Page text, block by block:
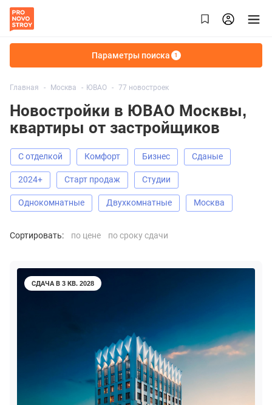
Параметры поиска 1
Главная Москва ЮВАО 77 новостроек
Новостройки в ЮВАО Москвы,
квартиры от застройщиков
С отделкой Комфорт Бизнес Сданые
2024+ старт продаж Студии
Однокомнатные Двухкомнатные Москва
Сортировать: по цене по сроку сдачи
СДАЧА В 3 КВ. 2028